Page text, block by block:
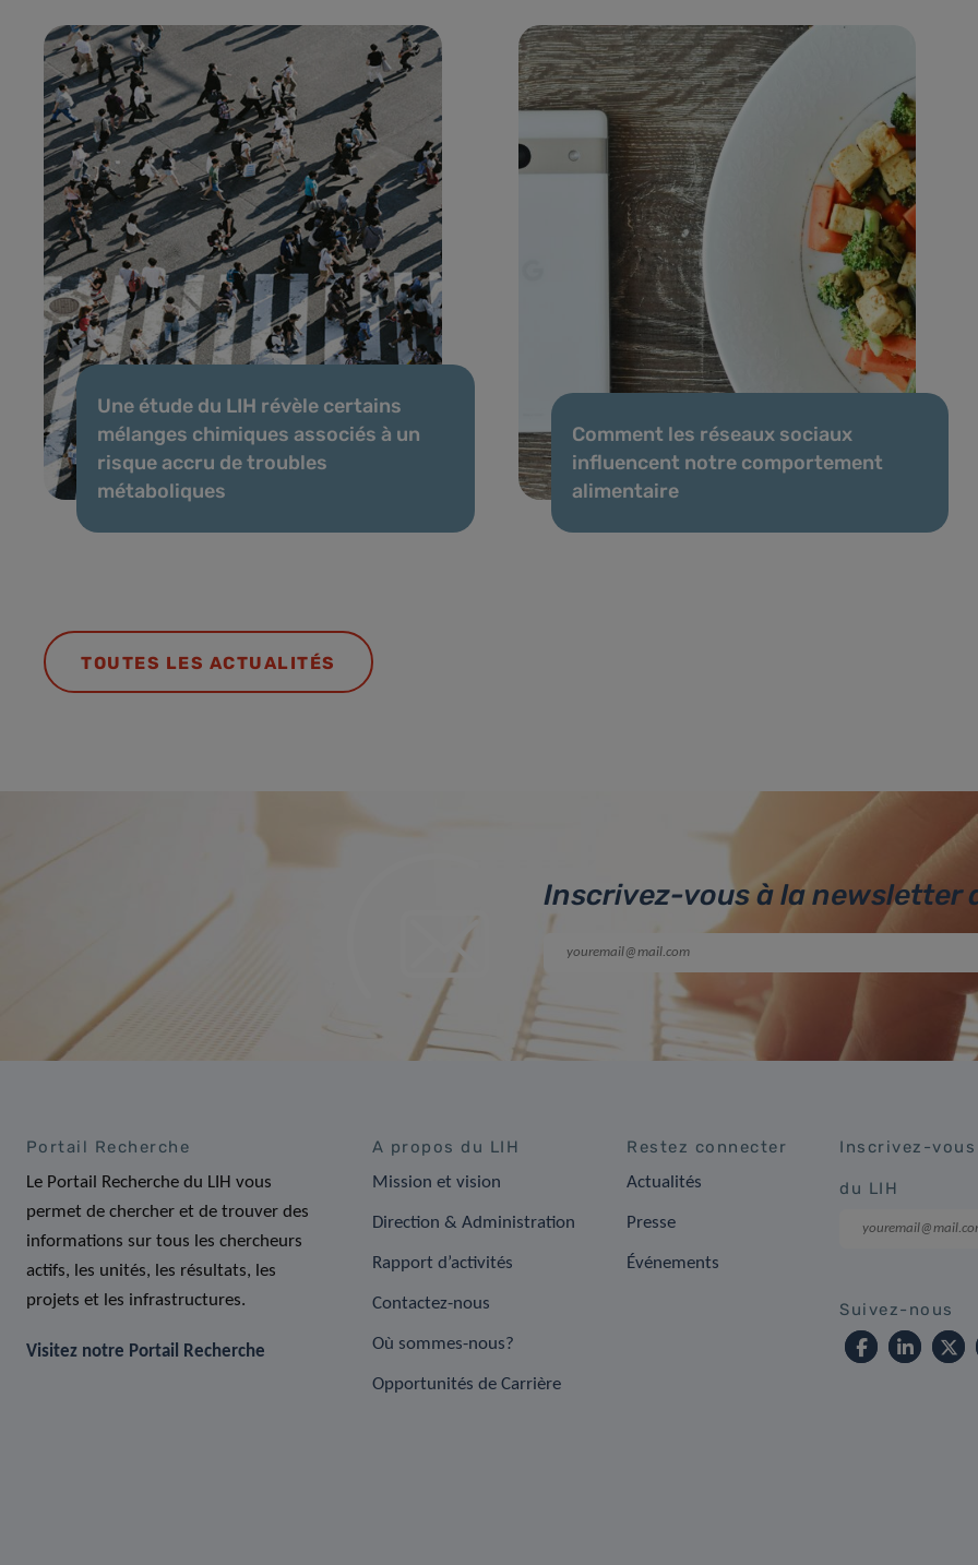
Une étude du LIH révèle certains
mélanges chimiques associés à un
risque accru de troubles
métaboliques
Comment les réseaux sociaux
influencent notre comportement
alimentaire
TOUTES LES ACTUALITÉS
Inscrivez-vous à la newsletter
Portail Recherche
Le Portail Recherche du LIH vous
permet de chercher et de trouver des
informations sur tous les chercheurs
actifs, les unités, les résultats, les
projets et les infrastructures.
Visitez notre Portail Recherche
A propos du LIH
Mission et vision
Direction & Administration
Rapport d’activités
Contactez-nous
Où sommes-nous?
Opportunités de Carrière
Restez connecter
Actualités
Presse
Événements
Inscrivez-
du LIH
Suivez-nous